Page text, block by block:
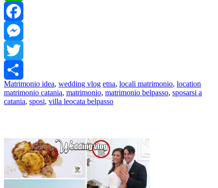
WhatsApp
Facebook
Messenger
Twitter
Share
Matrimonio idea, wedding vlog etna, locali matrimonio, location
matrimonio catania, matrimonio, matrimonio belpasso, sposarsi a
catania, sposi, villa leocata belpasso